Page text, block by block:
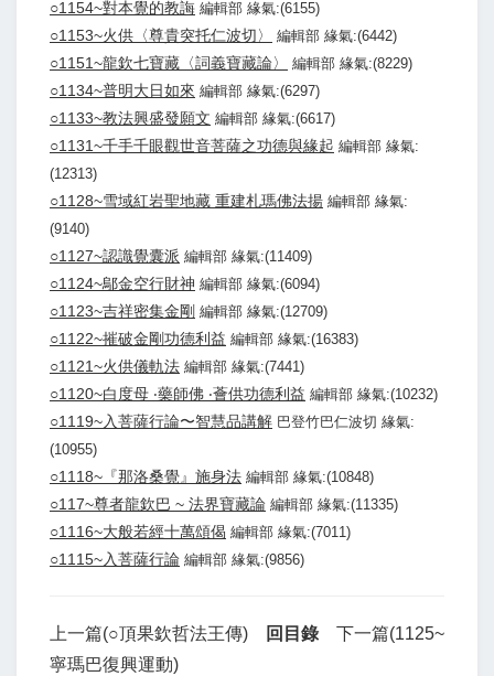
○1154~對本覺的教誨 編輯部 緣氣:(6155)
○1153~火供〈尊貴突托仁波切〉 編輯部 緣氣:(6442)
○1151~龍欽七寶藏〈詞義寶藏論〉 編輯部 緣氣:(8229)
○1134~普明大日如來 編輯部 緣氣:(6297)
○1133~教法興盛發願文 編輯部 緣氣:(6617)
○1131~千手千眼觀世音菩薩之功德與緣起 編輯部 緣氣:
(12313)
○1128~雪域紅岩聖地藏 重建札瑪佛法揚 編輯部 緣氣:
(9140)
○1127~認識覺囊派 編輯部 緣氣:(11409)
○1124~鄔金空行財神 編輯部 緣氣:(6094)
○1123~吉祥密集金剛 編輯部 緣氣:(12709)
○1122~摧破金剛功德利益 編輯部 緣氣:(16383)
○1121~火供儀軌法 編輯部 緣氣:(7441)
○1120~白度母 ‧藥師佛 ‧薈供功德利益 編輯部 緣氣:(10232)
○1119~入菩薩行論〜智慧品講解 巴登竹巴仁波切 緣氣:
(10955)
○1118~『那洛桑覺』施身法 編輯部 緣氣:(10848)
○117~尊者龍欽巴 ~ 法界寶藏論 編輯部 緣氣:(11335)
○1116~大般若經十萬頌偈 編輯部 緣氣:(7011)
○1115~入菩薩行論 編輯部 緣氣:(9856)
上一篇(○頂果欽哲法王傳) 回目錄
下一篇(1125~
寧瑪巴復興運動)